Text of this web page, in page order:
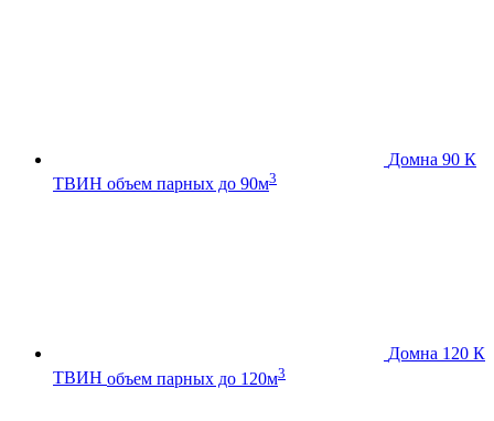
Домна 90 К
ТВИН объем парных до 90м3
Домна 120 К
ТВИН объем парных до 120м3